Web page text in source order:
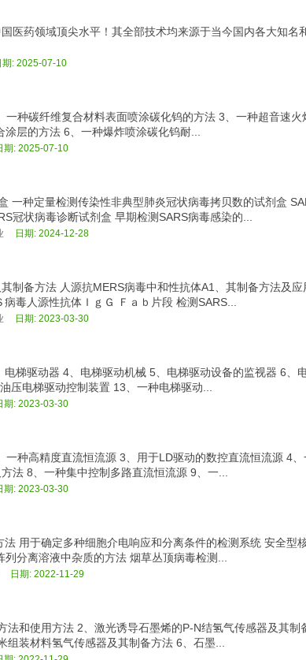
医药领域顶尖水平！其全部技术均来源于当今国内各大知
期: 2025-07-10
种碳纤维复合材料表面喷涂碳化钨的方法 3、一种超音速
层的方法 6、一种爆炸喷涂碳化钨耐...
期: 2025-07-10
一种定量检测传染性非典型肺炎冠状病毒拷贝数的试剂盒
冠状病毒诊断试剂盒 早期检测SARS病毒感染的...
日期: 2024-12-28
制备方法 人源抗MERS病毒中和性抗体A1、其制备方法及
毒人源性抗体ＩｇＧ Ｆａｂ片段 检测SARS...
日期: 2023-03-30
梯驱动器 4、电梯驱动机械 5、电梯驱动设备的监视器 6
压电梯驱动控制装置 13、一种电梯驱动...
期: 2023-03-30
一种高精度直流恒流源 3、用于LD驱动的数控直流恒流源
法 8、一种集中控制多路直流恒流源 9、一...
期: 2023-03-30
用于确定多种细胞介电响应和分离条件的检测系统 安全
分离溶液中杂质的方法 烟草丛顶病毒检测...
日期: 2022-11-29
法和使用方法 2、激光诱导石墨烯的P-N结氢气传感器及其
装材料氢气传感器及其制备方法 6、石墨...